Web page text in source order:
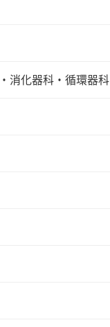
消化器科・循環器科